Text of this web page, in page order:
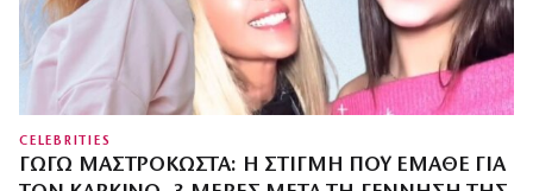
CELEBRITIES
ΓΩΓΏ ΜΑΣΤΡΟΚΏΣΤΑ: Η ΣΤΙΓΜΉ ΠΟΥ ΈΜΑΘΕ ΓΙΑ